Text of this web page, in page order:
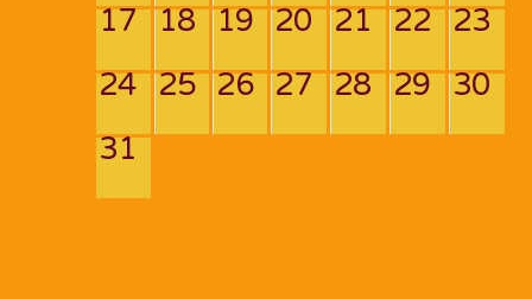
17 18 19 20 21 22 23
24 25 26 27 28 29 30
31